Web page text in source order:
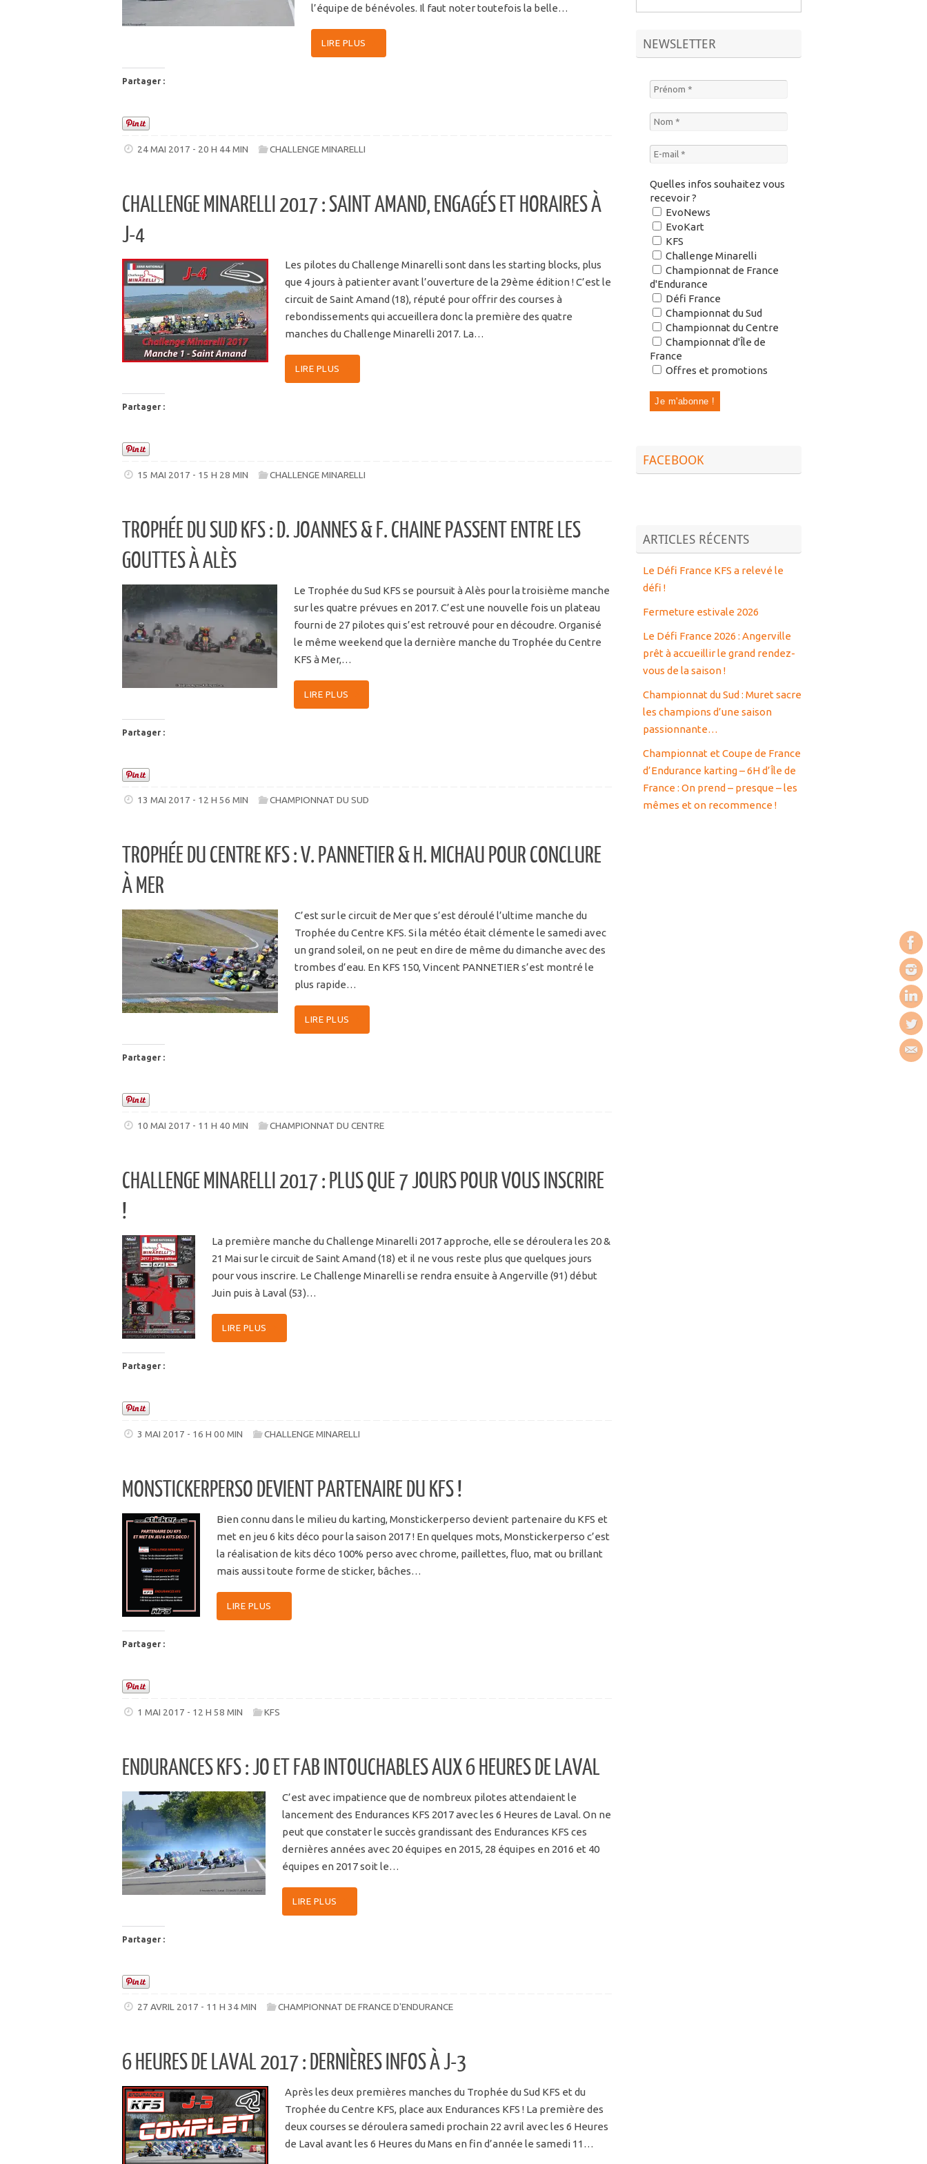
l’équipe de bénévoles. Il faut noter toutefois la belle…
LIRE PLUS
Partager :
24 MAI 2017 - 20 H 44 MIN CHALLENGE MINARELLI
CHALLENGE MINARELLI 2017 : SAINT AMAND, ENGAGÉS ET HORAIRES À
J-4
Les pilotes du Challenge Minarelli sont dans les starting blocks, plus
que 4 jours à patienter avant l’ouverture de la 29ème édition ! C’est le
circuit de Saint Amand (18), réputé pour offrir des courses à
rebondissements qui accueillera donc la première des quatre
manches du Challenge Minarelli 2017. La…
LIRE PLUS
Partager :
15 MAI 2017 - 15 H 28 MIN CHALLENGE MINARELLI
TROPHÉE DU SUD KFS : D. JOANNES & F. CHAINE PASSENT ENTRE LES
GOUTTES À ALÈS
Le Trophée du Sud KFS se poursuit à Alès pour la troisième manche
sur les quatre prévues en 2017. C’est une nouvelle fois un plateau
fourni de 27 pilotes qui s’est retrouvé pour en découdre. Organisé
le même weekend que la dernière manche du Trophée du Centre
KFS à Mer,…
LIRE PLUS
Partager :
13 MAI 2017 - 12 H 56 MIN CHAMPIONNAT DU SUD
TROPHÉE DU CENTRE KFS : V. PANNETIER & H. MICHAU POUR CONCLURE
À MER
C’est sur le circuit de Mer que s’est déroulé l’ultime manche du
Trophée du Centre KFS. Si la météo était clémente le samedi avec
un grand soleil, on ne peut en dire de même du dimanche avec des
trombes d’eau. En KFS 150, Vincent PANNETIER s’est montré le
plus rapide…
LIRE PLUS
Partager :
10 MAI 2017 - 11 H 40 MIN CHAMPIONNAT DU CENTRE
CHALLENGE MINARELLI 2017 : PLUS QUE 7 JOURS POUR VOUS INSCRIRE
!
La première manche du Challenge Minarelli 2017 approche, elle se déroulera les 20 &
21 Mai sur le circuit de Saint Amand (18) et il ne vous reste plus que quelques jours
pour vous inscrire. Le Challenge Minarelli se rendra ensuite à Angerville (91) début
Juin puis à Laval (53)…
LIRE PLUS
Partager :
3 MAI 2017 - 16 H 00 MIN CHALLENGE MINARELLI
MONSTICKERPERSO DEVIENT PARTENAIRE DU KFS !
Bien connu dans le milieu du karting, Monstickerperso devient partenaire du KFS et
met en jeu 6 kits déco pour la saison 2017 ! En quelques mots, Monstickerperso c’est
la réalisation de kits déco 100% perso avec chrome, paillettes, fluo, mat ou brillant
mais aussi toute forme de sticker, bâches…
LIRE PLUS
Partager :
1 MAI 2017 - 12 H 58 MIN KFS
ENDURANCES KFS : JO ET FAB INTOUCHABLES AUX 6 HEURES DE LAVAL
C’est avec impatience que de nombreux pilotes attendaient le
lancement des Endurances KFS 2017 avec les 6 Heures de Laval. On ne
peut que constater le succès grandissant des Endurances KFS ces
dernières années avec 20 équipes en 2015, 28 équipes en 2016 et 40
équipes en 2017 soit le…
LIRE PLUS
Partager :
27 AVRIL 2017 - 11 H 34 MIN CHAMPIONNAT DE FRANCE D'ENDURANCE
6 HEURES DE LAVAL 2017 : DERNIÈRES INFOS À J-3
Après les deux premières manches du Trophée du Sud KFS et du
Trophée du Centre KFS, place aux Endurances KFS ! La première des
deux courses se déroulera samedi prochain 22 avril avec les 6 Heures
de Laval avant les 6 Heures du Mans en fin d’année le samedi 11…
NEWSLETTER
Quelles infos souhaitez vous
recevoir ?
EvoNews
EvoKart
KFS
Challenge Minarelli
Championnat de France
d'Endurance
Défi France
Championnat du Sud
Championnat du Centre
Championnat d'Île de
France
Offres et promotions
FACEBOOK
ARTICLES RÉCENTS
Le Défi France KFS a relevé le
défi !
Fermeture estivale 2026
Le Défi France 2026 : Angerville
prêt à accueillir le grand rendez-
vous de la saison !
Championnat du Sud : Muret sacre
les champions d’une saison
passionnante…
Championnat et Coupe de France
d’Endurance karting – 6H d’Île de
France : On prend – presque – les
mêmes et on recommence !